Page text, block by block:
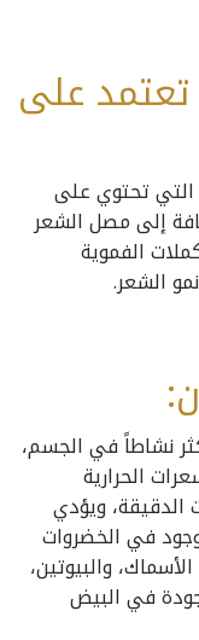
على
التي تحتوي على
إلى مصل الشعر
الفموية
الشعر.
نشاطاً في الجسم،
الحرارية
الدقيقة، ويؤدي
في الخضروات
والبيوتين،
«أوميغا 3» الموجودة في البيض